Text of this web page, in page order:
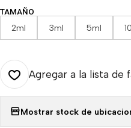
TAMAÑO
2ml 3ml 5ml
Agregar a la lista de
Mostrar stock de